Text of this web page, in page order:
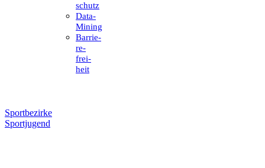
schutz
Data-
Mining
Barrie­
re­
frei­
heit
Sportbezirke
Sportjugend